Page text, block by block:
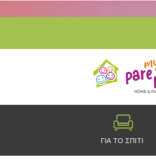
ΓΙΑ ΤΟ ΣΠΙΤΙ